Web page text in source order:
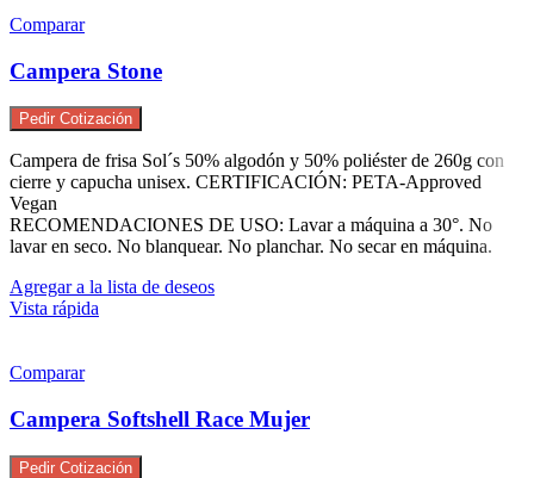
Comparar
Campera Stone
Pedir Cotización
Campera de frisa Sol´s 50% algodón y 50% poliéster de 260g con
cierre y capucha unisex. CERTIFICACIÓN: PETA-Approved
Vegan
RECOMENDACIONES DE USO: Lavar a máquina a 30°. No
lavar en seco. No blanquear. No planchar. No secar en máquina.
Agregar a la lista de deseos
Vista rápida
Comparar
Campera Softshell Race Mujer
Pedir Cotización